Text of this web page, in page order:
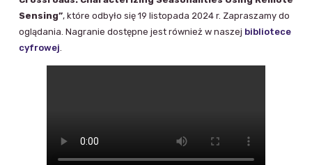
Sensing”, które odbyło się 19 listopada 2024 r. Zapraszamy do
oglądania. Nagranie dostępne jest również w naszej bibliotece
cyfrowej